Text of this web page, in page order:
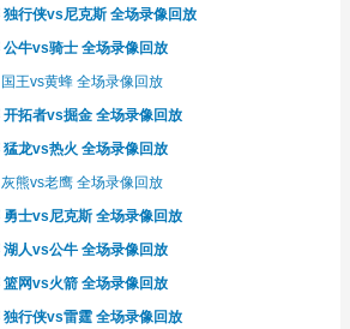
行侠vs尼克斯 全场录像回放
牛vs骑士 全场录像回放
王vs黄蜂 全场录像回放
拓者vs掘金 全场录像回放
龙vs热火 全场录像回放
熊vs老鹰 全场录像回放
士vs尼克斯 全场录像回放
人vs公牛 全场录像回放
网vs火箭 全场录像回放
行侠vs雷霆 全场录像回放